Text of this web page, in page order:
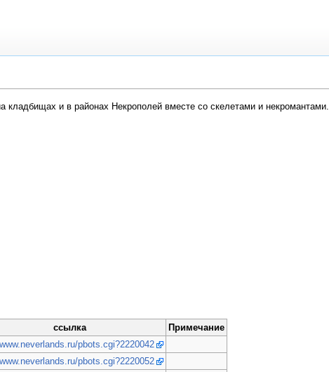
кладбищах и в районах Некрополей вместе со скелетами и некромантами.
ссылка
Примечание
pbots.cgi?2220042
pbots.cgi?2220052